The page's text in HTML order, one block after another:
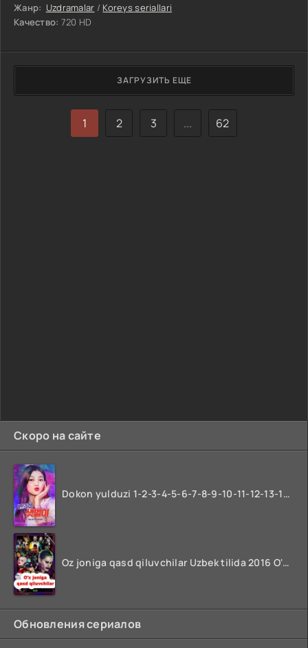
Скоро на сайте
Dokon yulduzi 1-2-3-4-5-6-7-8-9-10-11-12-13-14-15-16-17 Qism Uzbek tilida koreya seryali barcha qismlari o'zbek tilida
Oz joniga qasd qiluvchilar Uzbek tilida 2016 O'zbekcha tarjima kino 720p HD skachat
Обновления сериалов
Жанр: Uzdramalar / Koreys seriallari
Качество: 720 HD
ЗАГРУЗИТЬ ЕЩЕ
1 2 3 ... 62